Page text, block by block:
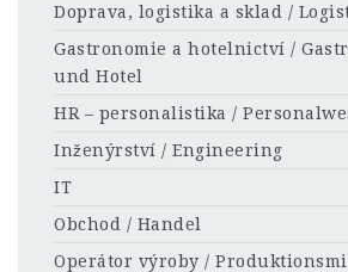
Doprava, logistika a sklad /
Gastronomie a hotelnictví /
und Hotel
HR – personalistika /
Inženýrství / Engineering
IT
Obchod / Handel
Operátor výroby /